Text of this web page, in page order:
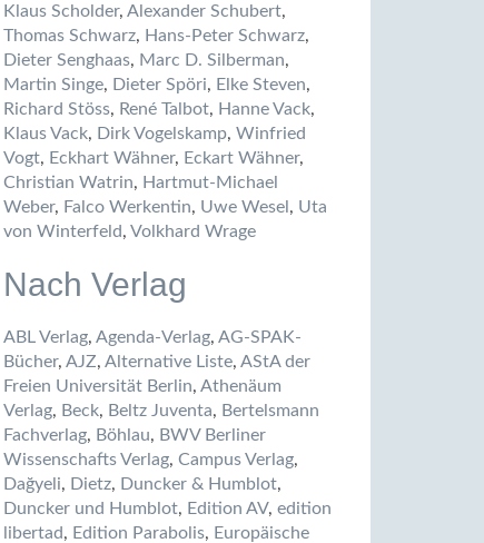
Klaus Scholder, Alexander Schubert,
Thomas Schwarz, Hans-Peter Schwarz,
Dieter Senghaas, Marc D. Silberman,
Martin Singe, Dieter Spöri, Elke Steven,
Richard Stöss, René Talbot, Hanne Vack,
Klaus Vack, Dirk Vogelskamp, Winfried
Vogt, Eckhart Wähner, Eckart Wähner,
Christian Watrin, Hartmut-Michael
Weber, Falco Werkentin, Uwe Wesel , Uta
von Winterfeld, Volkhard Wrage
Nach Verlag
ABL Verlag, Agenda-Verlag, AG-SPAK-
Bücher, AJZ, Alternative Liste, AStA der
Freien Universität Berlin, Athenäum
Verlag, Beck, Beltz Juventa, Bertelsmann
Fachverlag, Böhlau, BWV Berliner
Wissenschafts Verlag, Campus Verlag,
Dağyeli, Dietz, Duncker & Humblot,
Duncker und Humblot, Edition AV, edition
libertad, Edition Parabolis, Europäische